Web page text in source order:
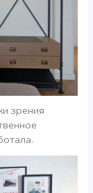
зрения